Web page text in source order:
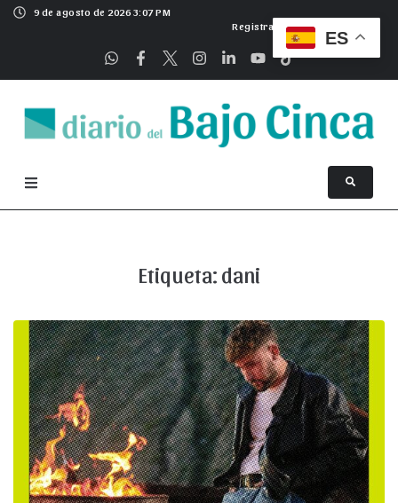
9 de agosto de 2026 3:07 PM
Registrarse
Etiqueta: dani
ES